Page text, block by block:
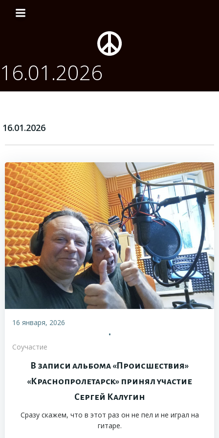
содержимому
16.01.2026
16.01.2026
16 января, 2026
•
Соучастие
В записи альбома «Происшествия»
«Краснопролетарск» принял участие
Сергей Калугин
Сразу скажем, что в этот раз он не пел и не играл на
гитаре.